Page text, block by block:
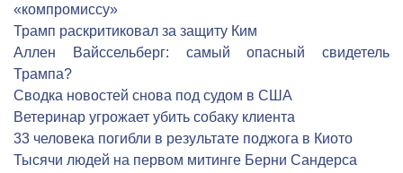
«компромиссу»
Трамп раскритиковал за защиту Ким
Аллен Вайссельберг: самый опасный свидетель
Трампа?
Сводка новостей снова под судом в США
Ветеринар угрожает убить собаку клиента
33 человека погибли в результате поджога в Киото
Тысячи людей на первом митинге Берни Сандерса